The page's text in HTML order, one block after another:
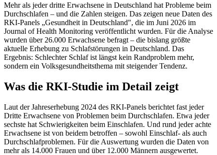
Mehr als jeder dritte Erwachsene in Deutschland hat Probleme beim
Durchschlafen – und die Zahlen steigen. Das zeigen neue Daten des
RKI-Panels „Gesundheit in Deutschland", die im Juni 2026 im
Journal of Health Monitoring veröffentlicht wurden. Für die Analyse
wurden über 26.000 Erwachsene befragt – die bislang größte
aktuelle Erhebung zu Schlafstörungen in Deutschland. Das
Ergebnis: Schlechter Schlaf ist längst kein Randproblem mehr,
sondern ein Volksgesundheitsthema mit steigender Tendenz.
Was die RKI-Studie im Detail zeigt
Laut der Jahreserhebung 2024 des RKI-Panels berichtet fast jeder
Dritte Erwachsene von Problemen beim Durchschlafen. Etwa jeder
sechste hat Schwierigkeiten beim Einschlafen. Und rund jeder achte
Erwachsene ist von beidem betroffen – sowohl Einschlaf- als auch
Durchschlafproblemen. Für die Auswertung wurden die Daten von
mehr als 14.000 Frauen und über 12.000 Männern ausgewertet.